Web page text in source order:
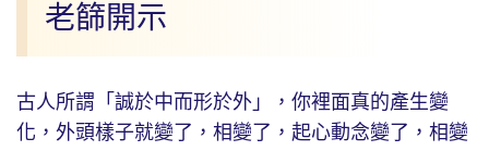
老篩開示
古人所謂「誠於中而形於外」，你裡面真的產生變
化，外頭樣子就變了，相變了，起心動念變了，相變